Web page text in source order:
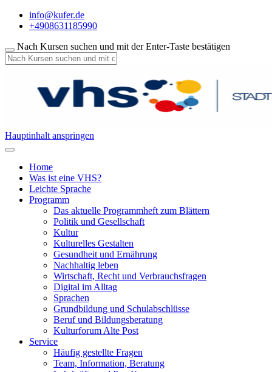
info@kufer.de
+4908631185990
Nach Kursen suchen und mit der Enter-Taste bestätigen
Hauptinhalt anspringen
Home
Was ist eine VHS?
Leichte Sprache
Programm
Das aktuelle Programmheft zum Blättern
Politik und Gesellschaft
Kultur
Kulturelles Gestalten
Gesundheit und Ernährung
Nachhaltig leben
Wirtschaft, Recht und Verbrauchsfragen
Digital im Alltag
Sprachen
Grundbildung und Schulabschlüsse
Beruf und Bildungsberatung
Kulturforum Alte Post
Service
Häufig gestellte Fragen
Team, Information, Beratung